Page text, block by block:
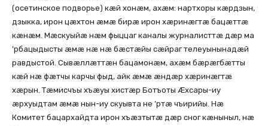
(осетинское подворье) кæй хонæм, ахæм: нартхоры кæрдзын,
дзыкка, ирон цæхтон æмæ бирæ ирон хæринæгтæ бацæттæ
кæнæм. Мæскуыйæ нæм фыццаг каналы журналисттæ дæр ма
’рбацыдысты æмæ нæ нæ бæстæйы сæйраг телеуынынадæй
равдыстой. Сывæллæттæн бацамонæм, ахæм бæрæгбæтты
кæй нæ фæтчы карчы фыд, айк æмæ æндæр хæринæгтæ
хæрын. Тæмисчъы хъæуы хистæр Ботъоты Æхсары-иу
æрхуыдтам æмæ нын-иу скуывта не ’ртæ чъирийы. Нæ
Комитет бацархайдта ирон хъæзтытæ дæр сног кæныныл, нæ